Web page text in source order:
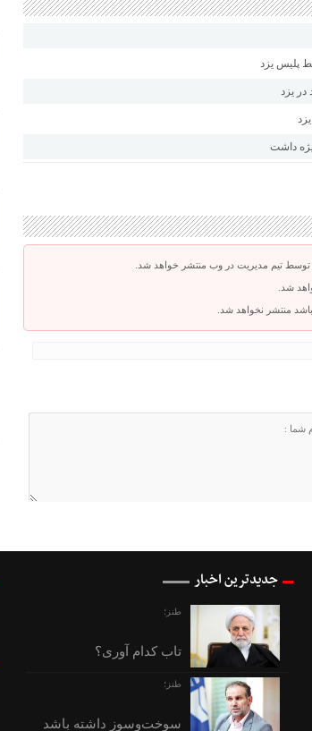
یزد
داشت
تیم مدیریت در وب منتشر خواهد شد.
شد.
منتشر نخواهد شد.
جدیدترین اخبار
طنز؛
تاب کدام آوری؟
طنز؛
سوخت‌وسوز داشته باشد